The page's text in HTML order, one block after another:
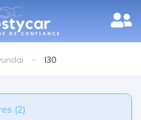
I30
Filtres (2)